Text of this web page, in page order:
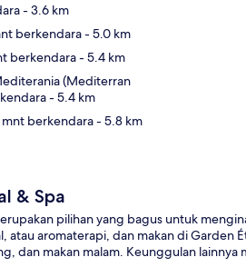
- 3.6 km
berkendara- 5.0 km
berkendara- 5.4 km
(Mediterran
- 5.4 km
mnt berkendara- 5.8 km
& Spa
pilihan yang bagus untuk
atau aromaterapi, dan makan di Garden
dan makan malam. Keunggulan